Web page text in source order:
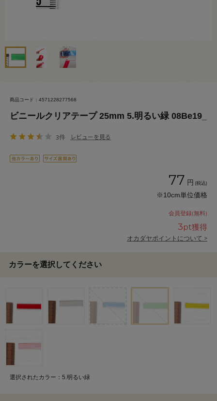
商品コード：4571228277568
ビニールクリアテープ 25mm 5.明るい緑 08Be19_
3件 レビューを見る
77 円 (税込)
※10cm単位価格
会員登録(無料)
3pt獲得
オカダヤポイントについて >
カラーを選択してください
選択されたカラー：5.明るい緑